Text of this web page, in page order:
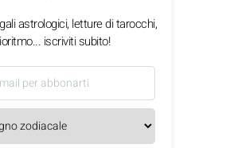
astrologici, letture di tarocchi,
iscriviti subito!